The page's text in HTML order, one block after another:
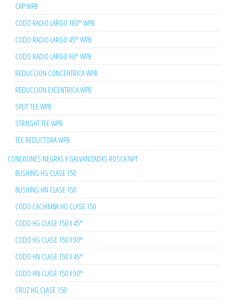
CAP WPB
CODO RADIO LARGO 180° WPB
CODO RADIO LARGO 45° WPB
CODO RADIO LARGO 90° WPB
REDUCCION CONCENTRICA WPB
REDUCCION EXCENTRICA WPB
SPLIT TEE WPB
STRAIGHT TEE WPB
TEE REDUCTORA WPB
CONEXIONES NEGRAS Y GALVANIZADAS ROSCA NPT
BUSHING HG CLASE 150
BUSHING HN CLASE 150
CODO CACHIMBA HG CLASE 150
CODO HG CLASE 150 X 45°
CODO HG CLASE 150 X 90°
CODO HN CLASE 150 X 45°
CODO HN CLASE 150 X 90°
CRUZ HG CLASE 150